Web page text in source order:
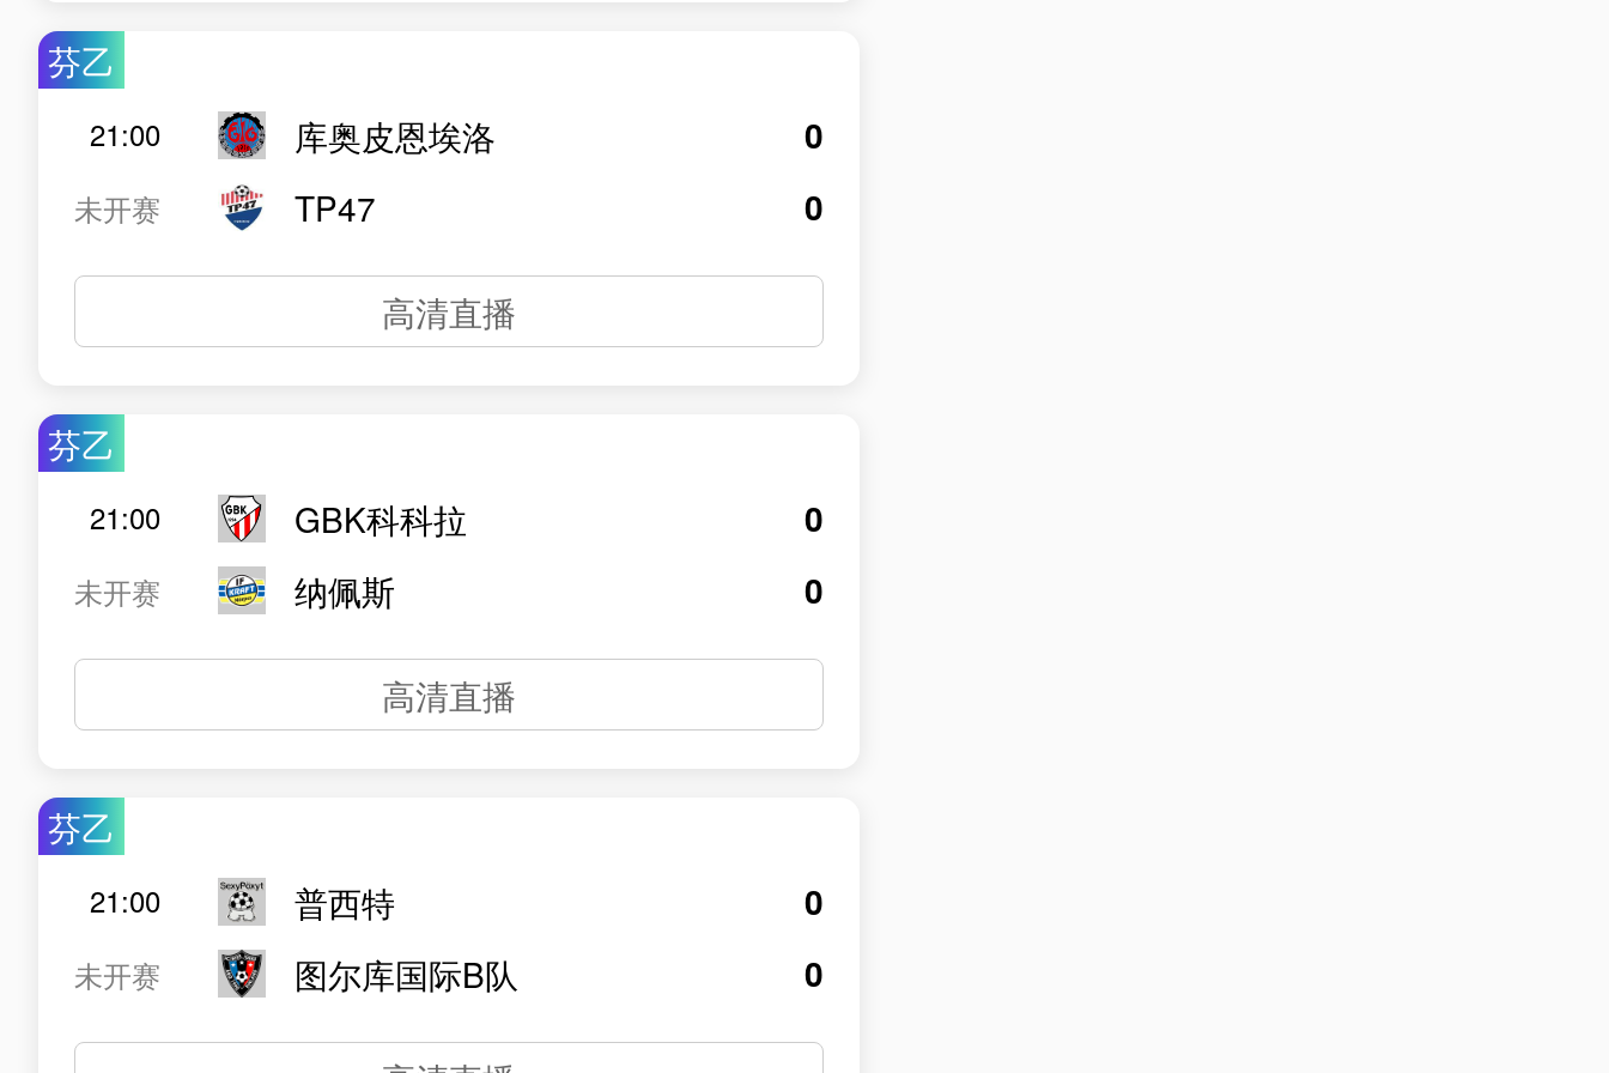
芬乙
21:00
未开赛
库奥皮恩埃洛
TP47
0
0
高清直播
芬乙
21:00
未开赛
GBK科科拉
纳佩斯
0
0
高清直播
芬乙
21:00
未开赛
普西特
图尔库国际B队
0
0